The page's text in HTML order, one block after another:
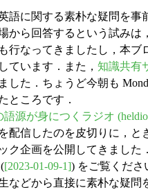
語に関する素朴な疑問を事
から回答するという試み
行なってきましたし，本ブ
ています．また， 知識共有
した．ちょうど今朝も
ところです．
語源が身につくラジオ
を配信したのを皮切りに，と
ク企画を公開してきました
[2023-01-09-1]) をご覧くださ
どから直接に素朴な疑問